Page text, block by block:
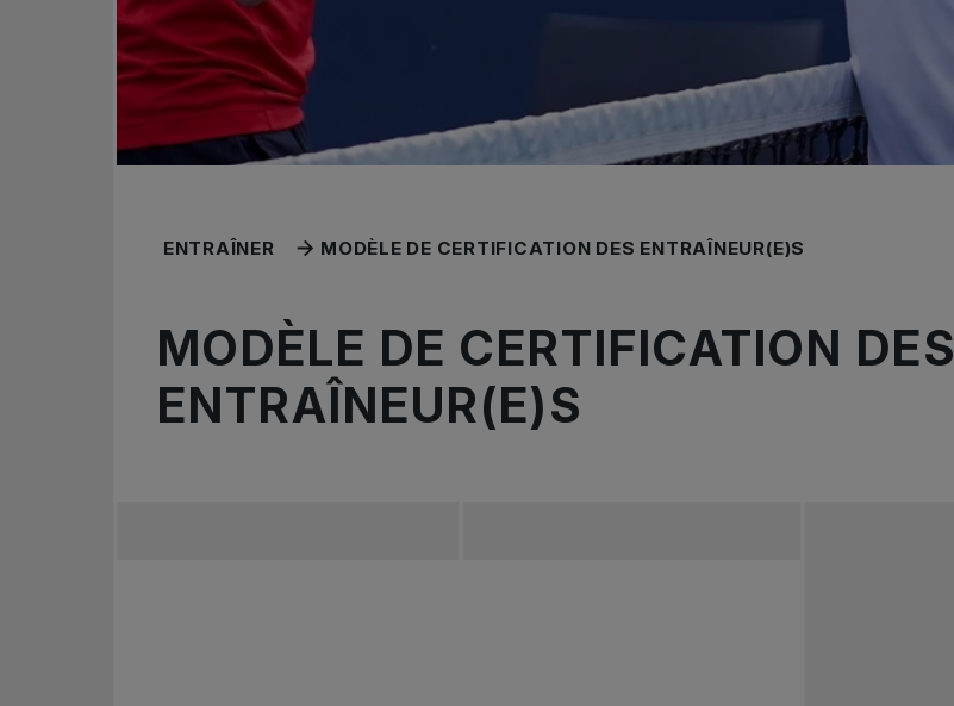
ENTRAÎNER MODÈLE DE CERTIFICATION DES ENTRAÎNEUR(E)S
MODÈLE DE CERTIFICATION DES
ENTRAÎNEUR(E)S